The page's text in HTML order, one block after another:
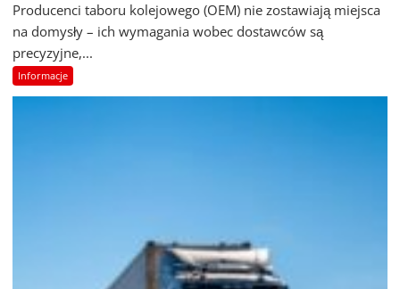
Producenci taboru kolejowego (OEM) nie zostawiają miejsca
na domysły – ich wymagania wobec dostawców są
precyzyjne,...
Informacje